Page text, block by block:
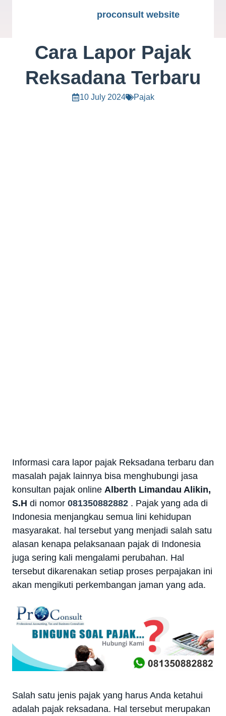
proconsult website
Cara Lapor Pajak
Reksadana Terbaru
10 July 2024 Pajak
Informasi cara lapor pajak Reksadana terbaru dan
masalah pajak lainnya bisa menghubungi jasa
konsultan pajak online Alberth Limandau Alikin,
S.H di nomor 081350882882 . Pajak yang ada di
Indonesia menjangkau semua lini kehidupan
masyarakat. hal tersebut yang menjadi salah satu
alasan kenapa pelaksanaan pajak di Indonesia
juga sering kali mengalami perubahan. Hal
tersebut dikarenakan setiap proses perpajakan ini
akan mengikuti perkembangan jaman yang ada.
Salah satu jenis pajak yang harus Anda ketahui
adalah pajak reksadana. Hal tersebut merupakan